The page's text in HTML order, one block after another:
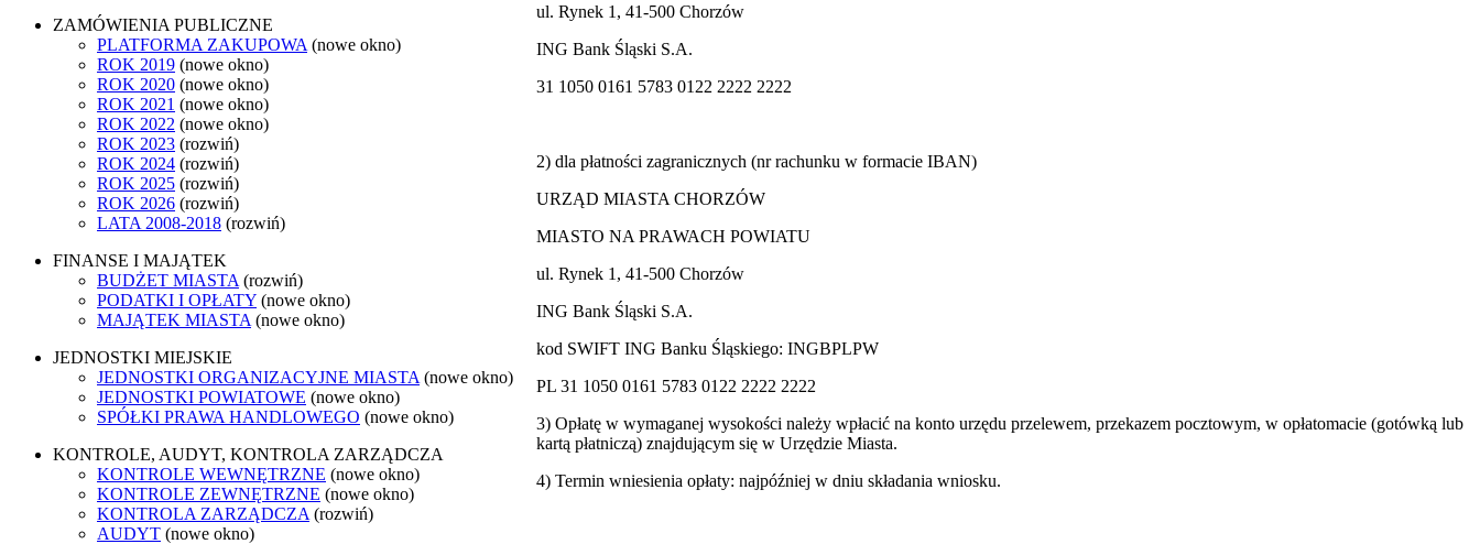
ZAMÓWIENIA PUBLICZNE
PLATFORMA ZAKUPOWA (nowe okno)
ROK 2019 (nowe okno)
ROK 2020 (nowe okno)
ROK 2021 (nowe okno)
ROK 2022 (nowe okno)
ROK 2023 (rozwiń)
ROK 2024 (rozwiń)
ROK 2025 (rozwiń)
ROK 2026 (rozwiń)
LATA 2008-2018 (rozwiń)
FINANSE I MAJĄTEK
BUDŻET MIASTA (rozwiń)
PODATKI I OPŁATY (nowe okno)
MAJĄTEK MIASTA (nowe okno)
JEDNOSTKI MIEJSKIE
JEDNOSTKI ORGANIZACYJNE MIASTA (nowe okno)
JEDNOSTKI POWIATOWE (nowe okno)
SPÓŁKI PRAWA HANDLOWEGO (nowe okno)
KONTROLE, AUDYT, KONTROLA ZARZĄDCZA
KONTROLE WEWNĘTRZNE (nowe okno)
KONTROLE ZEWNĘTRZNE (nowe okno)
KONTROLA ZARZĄDCZA (rozwiń)
AUDYT (nowe okno)
ul. Rynek 1, 41-500 Chorzów
ING Bank Śląski S.A.
31 1050 0161 5783 0122 2222 2222
2) dla płatności zagranicznych (nr rachunku w formacie IBAN)
URZĄD MIASTA CHORZÓW
MIASTO NA PRAWACH POWIATU
ul. Rynek 1, 41-500 Chorzów
ING Bank Śląski S.A.
kod SWIFT ING Banku Śląskiego: INGBPLPW
PL 31 1050 0161 5783 0122 2222 2222
3) Opłatę w wymaganej wysokości należy wpłacić na konto urzędu przelewem, przekazem pocztowym, w opłatomacie (gotówką lub
kartą płatniczą) znajdującym się w Urzędzie Miasta.
4) Termin wniesienia opłaty: najpóźniej w dniu składania wniosku.